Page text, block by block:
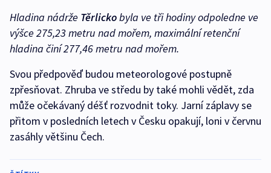
Hladina nádrže Těrlickobyla ve tři hodiny odpoledne ve
výšce 275,23 metru nad mořem, maximální retenční
hladina činí 277,46 metru nad mořem.
Svou předpověď budou meteorologové postupně
zpřesňovat. Zhruba ve středu by také mohli vědět, zda
může očekávaný déšť rozvodnit toky. Jarní záplavy se
přitom v posledních letech v Česku opakují, loni v červnu
zasáhly většinu Čech.